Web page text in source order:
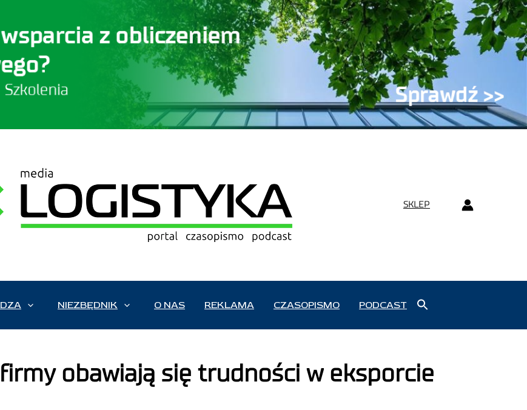
SKLEP
NIEZBĘDNIK O NAS REKLAMA CZASOPISMO PODCAST
obawiają się trudności w eksporcie